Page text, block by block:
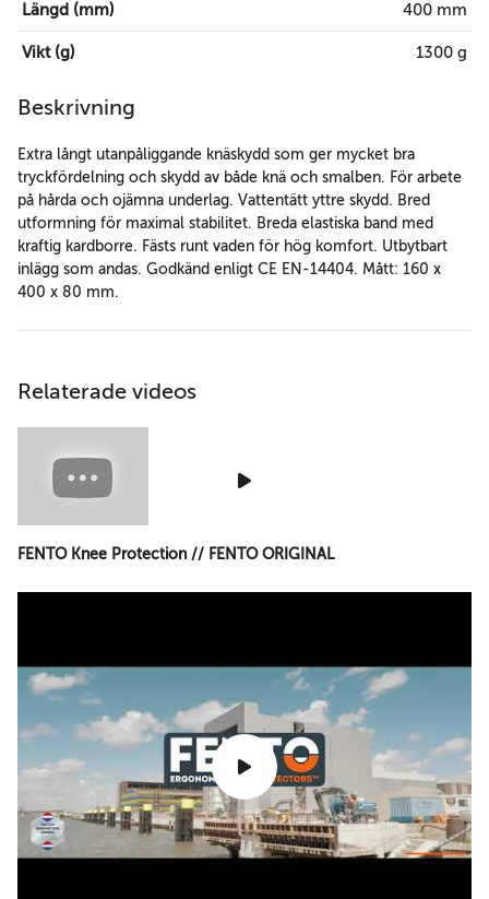
Längd (mm) 400 mm
Vikt (g) 1300 g
Beskrivning
Extra långt utanpåliggande knäskydd som ger mycket bra
tryckfördelning och skydd av både knä och smalben. För arbete
på hårda och ojämna underlag. Vattentätt yttre skydd. Bred
utformning för maximal stabilitet. Breda elastiska band med
kraftig kardborre. Fästs runt vaden för hög komfort. Utbytbart
inlägg som andas. Godkänd enligt CE EN-14404. Mått: 160 x
400 x 80 mm.
Relaterade videos
FENTO Knee Protection // FENTO ORIGINAL